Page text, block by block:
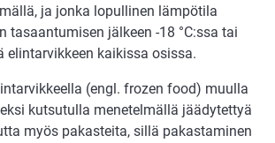
ja jonka lopullinen lämpötila
tasaantumisen jälkeen -18 °C:ssa tai
elintarvikkeen kaikissa osissa.
(engl. frozen food) muulla
kutsutulla menetelmällä jäädytettyä
myös pakasteita, sillä pakastaminen